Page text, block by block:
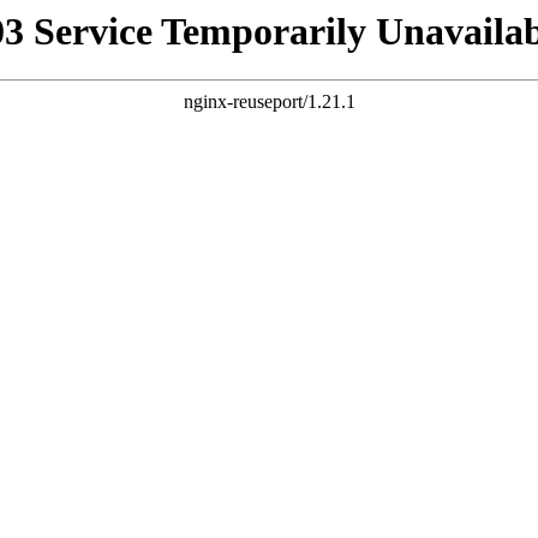
Service Temporarily
nginx-reuseport/1.21.1